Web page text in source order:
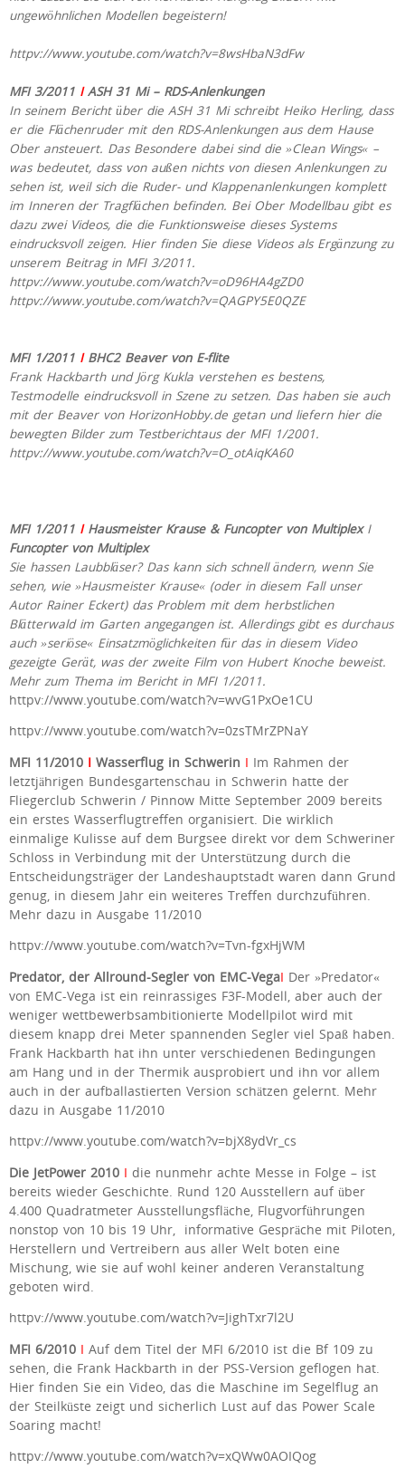
ungewöhnlichen Modellen begeistern!
httpv://www.youtube.com/watch?v=8wsHbaN3dFw
MFI 3/2011 IASH 31 Mi – RDS-Anlenkungen
In seinem Bericht über die ASH 31 Mi schreibt Heiko Herling, dass
er die Flächenruder mit den RDS-Anlenkungen aus dem Hause
Ober ansteuert. Das Besondere dabei sind die »Clean Wings« –
was bedeutet, dass von außen nichts von diesen Anlenkungen zu
sehen ist, weil sich die Ruder- und Klappenanlenkungen komplett
im Inneren der Tragflächen befinden. Bei Ober Modellbau gibt es
dazu zwei Videos, die die Funktionsweise dieses Systems
eindrucksvoll zeigen. Hier finden Sie diese Videos als Ergänzung zu
unserem Beitrag in MFI 3/2011.
httpv://www.youtube.com/watch?v=oD96HA4gZD0
httpv://www.youtube.com/watch?v=QAGPY5E0QZE
MFI 1/2011 I BHC2 Beaver von E-flite
Frank Hackbarth und Jörg Kukla verstehen es bestens,
Testmodelle eindrucksvoll in Szene zu setzen. Das haben sie auch
mit der Beaver von HorizonHobby.de getan und liefern hier die
bewegten Bilder zum Testberichtaus der MFI 1/2001.
httpv://www.youtube.com/watch?v=O_otAiqKA60
MFI 1/2011 I Hausmeister Krause & Funcopter von Multiplex I
Funcopter von Multiplex
Sie hassen Laubbläser? Das kann sich schnell ändern, wenn Sie
sehen, wie »Hausmeister Krause« (oder in diesem Fall unser
Autor Rainer Eckert) das Problem mit dem herbstlichen
Blätterwald im Garten angegangen ist. Allerdings gibt es durchaus
auch »seriöse« Einsatzmöglichkeiten für das in diesem Video
gezeigte Gerät, was der zweite Film von Hubert Knoche beweist.
Mehr zum Thema im Bericht in MFI 1/2011.
httpv://www.youtube.com/watch?v=wvG1PxOe1CU
httpv://www.youtube.com/watch?v=0zsTMrZPNaY
MFI 11/2010 I Wasserflug in Schwerin I Im Rahmen der
letztjährigen Bundesgartenschau in Schwerin hatte der
Fliegerclub Schwerin / Pinnow Mitte September 2009 bereits
ein erstes Wasserflugtreffen organisiert. Die wirklich
einmalige Kulisse auf dem Burgsee direkt vor dem Schweriner
Schloss in Verbindung mit der Unterstützung durch die
Entscheidungsträger der Landeshauptstadt waren dann Grund
genug, in diesem Jahr ein weiteres Treffen durchzuführen.
Mehr dazu in Ausgabe 11/2010
httpv://www.youtube.com/watch?v=Tvn-fgxHjWM
Predator, der Allround-Segler von EMC-VegaI Der »Predator«
von EMC-Vega ist ein reinrassiges F3F-Modell, aber auch der
weniger wettbewerbs­ambitionierte Modellpilot wird mit
diesem knapp drei Meter spannenden Segler viel Spaß haben.
Frank Hackbarth hat ihn unter verschiedenen Bedingungen
am Hang und in der Thermik ausprobiert und ihn vor allem
auch in der aufballastierten Version schätzen gelernt. Mehr
dazu in Ausgabe 11/2010
httpv://www.youtube.com/watch?v=bjX8ydVr_cs
Die JetPower 2010 I die nunmehr achte Messe in Folge – ist
bereits wieder Geschichte. Rund 120 Ausstellern auf über
4.400 Quadratmeter Ausstellungsfläche, Flugvorführungen
nonstop von 10 bis 19 Uhr, informative Gespräche mit Piloten,
Herstellern und Vertreibern aus aller Welt boten eine
Mischung, wie sie auf wohl keiner anderen Veranstaltung
geboten wird.
httpv://www.youtube.com/watch?v=JighTxr7l2U
MFI 6/2010 I Auf dem Titel der MFI 6/2010 ist die Bf 109 zu
sehen, die Frank Hackbarth in der PSS-Version geflogen hat.
Hier finden Sie ein Video, das die Maschine im Segelflug an
der Steilküste zeigt und sicherlich Lust auf das Power Scale
Soaring macht!
httpv://www.youtube.com/watch?v=xQWw0AOIQog